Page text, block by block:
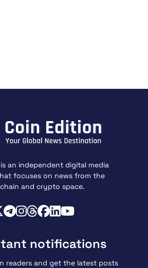
an independent digital media
focuses on news from the
and crypto space.
notifications
readers and get the latest posts